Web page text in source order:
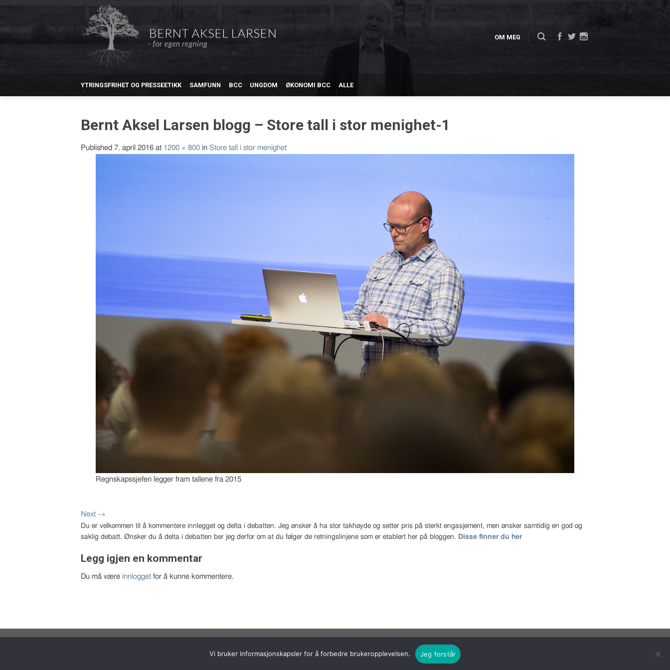
OM MEG
YTRINGSFRIHET OG PRESSEETIKK SAMFUNN BCC UNGDOM ØKONOMI BCC ALLE
Bernt Aksel Larsen blogg – Store tall i stor menighet-1
Published 7. april 2016 at 1200 × 800 in Store tall i stor menighet
Regnskapssjefen legger fram tallene fra 2015
Next →
Du er velkommen til å kommentere innlegget og delta i debatten. Jeg ønsker å ha stor takhøyde og setter pris på sterkt engasjement, men ønsker samtidig en god og
saklig debatt. Ønsker du å delta i debatten ber jeg derfor om at du følger de retningslinjene som er etablert her på bloggen. Disse finner du her
Legg igjen en kommentar
Du må være innlogget for å kunne kommentere.
Vi bruker informasjonskapsler for å forbedre brukeropplevelsen. Jeg forstår